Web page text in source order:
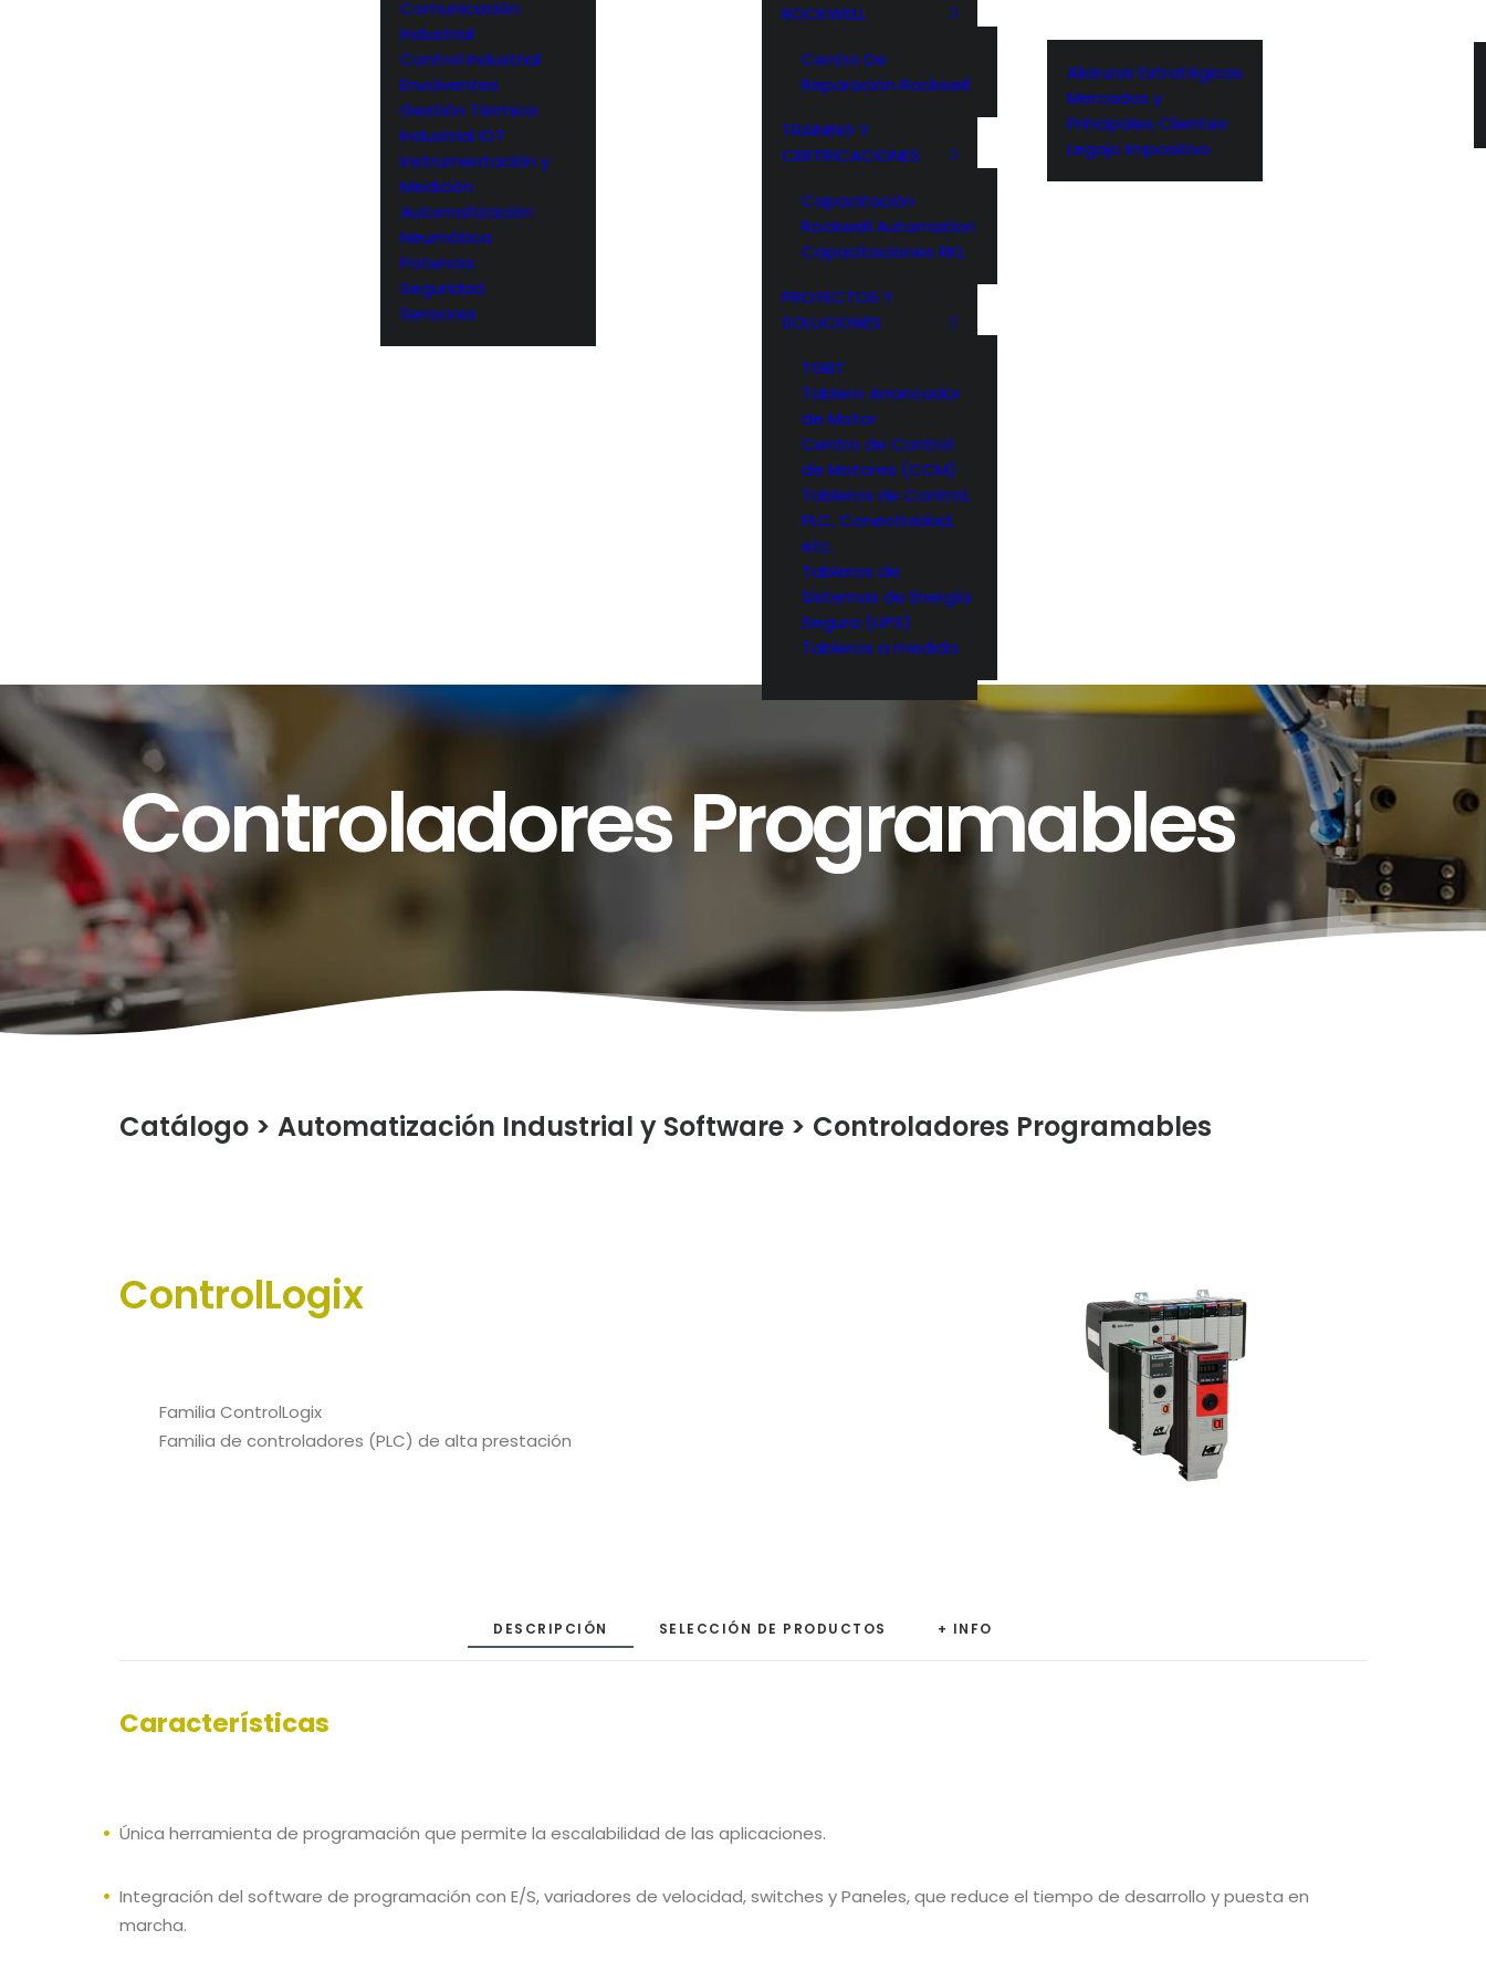
Comunicación
Industrial
Control Industrial
Envolventes
Gestión Térmica
Industrial IOT
Instrumentación y
Medición
Automatización
Neumática
Potencia
Seguridad
Sensores
ROCKWELL
Centro De
Reparación Rockwell
TRAINING Y
CERTIFICACIONES
Capacitación
Rockwell Automation
Capacitaciones RKL
PROYECTOS Y
SOLUCIONES
TGBT
Tablero Arrancador
de Motor
Centro de Control
de Motores (CCM)
Tableros de Control,
PLC, Conectividad,
etc.
Tableros de
Sistemas de Energía
Segura (UPS)
Tableros a medida
Alianzas Estratégicas
Mercados y
Principales Clientes
Legajo Impositivo
Controladores Programables
Catálogo > Automatización Industrial y Software > Controladores Programables
ControlLogix
Familia ControlLogix
Familia de controladores (PLC) de alta prestación
DESCRIPCIÓN SELECCIÓN DE PRODUCTOS + INFO
Características
Única herramienta de programación que permite la escalabilidad de las aplicaciones.
Integración del software de programación con E/S, variadores de velocidad, switches y Paneles, que reduce el tiempo de desarrollo y puesta en
marcha.